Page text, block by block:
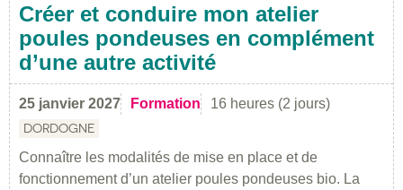
Créer et conduire mon atelier
poules pondeuses en complément
d’une autre activité
25 janvier 2027 Formation 16 heures (2 jours)
DORDOGNE
Connaître les modalités de mise en place et de
fonctionnement d’un atelier poules pondeuses bio. La